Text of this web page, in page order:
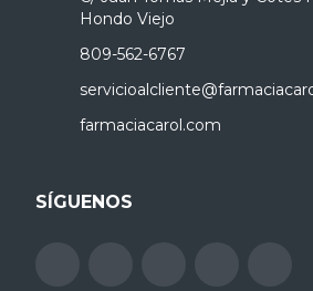
Hondo Viejo
809-562-6767
farmaciacarol.com
SÍGUENOS